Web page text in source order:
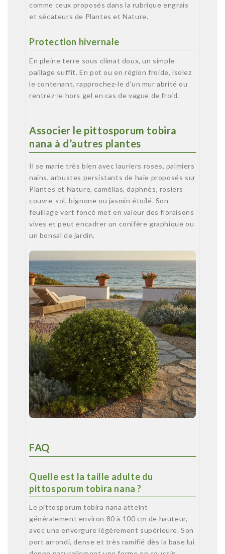
comme ceux proposés dans la rubrique engrais
et sécateurs de Plantes et Nature.
Protection hivernale
En pleine terre sous climat doux, un simple
paillage suffit. En pot ou en région froide, isolez
le contenant, rapprochez-le d’un mur abrité ou
rentrez-le hors gel en cas de vague de froid.
Associer le pittosporum tobira
nana à d’autres plantes
Il se marie très bien avec lauriers roses, palmiers
nains, arbustes persistants de haie proposés sur
Plantes et Nature, camélias, daphnés, rosiers
couvre-sol, bignone ou jasmin étoilé. Son
feuillage vert foncé met en valeur des floraisons
vives et peut encadrer un conifère graphique ou
un bonsaï de jardin.
FAQ
Quelle est la taille adulte du
pittosporum tobira nana ?
Le pittosporum tobira nana atteint
généralement environ 80 à 100 cm de hauteur,
avec une envergure légèrement supérieure. Son
port arrondi, dense et très ramifié dès la base lui